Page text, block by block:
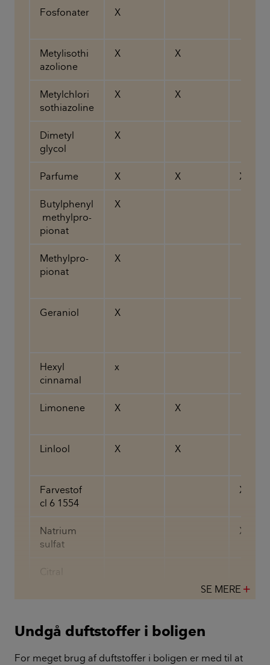
Fosfonater X
Metylisothi
azolione
X X
Metylchlori
sothiazoline
X X
Dimetyl
glycol
X
Parfume X X X
Butylphenyl
methylpro-
pionat
X
Methylpro-
pionat
X
Geraniol X
Hexyl
cinnamal
x
Limonene X X
Linlool X X
Farvestof
cl 6 1554
X
Natrium
sulfat
X
Citral
Hydroxy-
citronellal
SE MERE
Undgå duftstoffer i boligen
For meget brug af duftstoffer i boligen er med til at